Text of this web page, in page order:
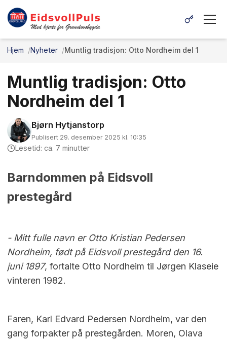
Hjem Nyheter Muntlig tradisjon: Otto Nordheim del 1
Muntlig tradisjon: Otto
Nordheim del 1
Bjørn Hytjanstorp
Publisert 29. desember 2025 kl. 10:35
Lesetid: ca. 7 minutter
Barndommen på Eidsvoll
prestegård
- Mitt fulle navn er Otto Kristian Pedersen
Nordheim, født på Eidsvoll prestegård den 16.
juni 1897, fortalte Otto Nordheim til Jørgen Klaseie
vinteren 1982.
Faren, Karl Edvard Pedersen Nordheim, var den
gang forpakter på prestegården. Moren, Olava